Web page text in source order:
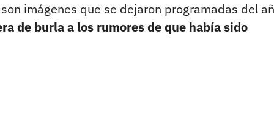
imágenes que se dejaron programadas del
de burla a los rumores de que había sido